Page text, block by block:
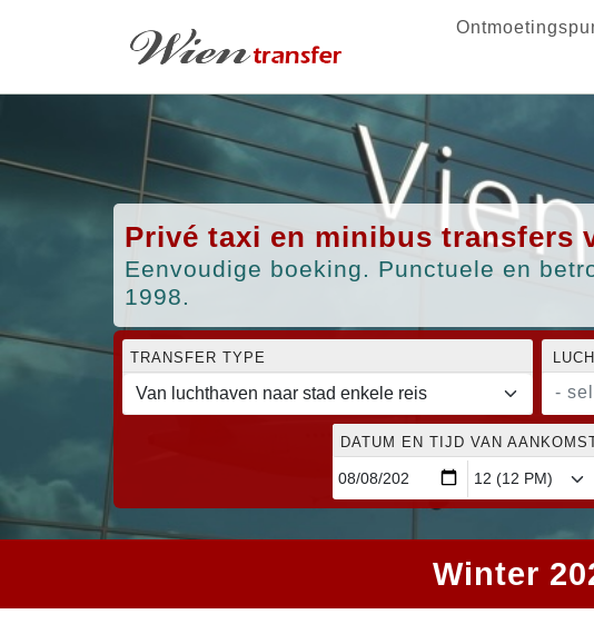
Privé taxi en minibus transfers
Eenvoudige boeking. Punctuele en
1998.
TRANSFER TYPE
-
DATUM EN TIJD VAN
Winter